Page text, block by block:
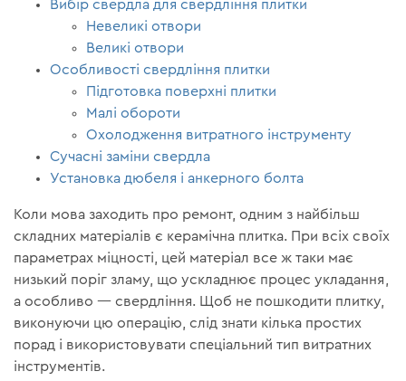
Вибір свердла для свердління плитки
Невеликі отвори
Великі отвори
Особливості свердління плитки
Підготовка поверхні плитки
Малі обороти
Охолодження витратного інструменту
Сучасні заміни свердла
Установка дюбеля і анкерного болта
Коли мова заходить про ремонт, одним з найбільш
складних матеріалів є керамічна плитка. При всіх своїх
параметрах міцності, цей матеріал все ж таки має
низький поріг зламу, що ускладнює процес укладання,
а особливо — свердління. Щоб не пошкодити плитку,
виконуючи цю операцію, слід знати кілька простих
порад і використовувати спеціальний тип витратних
інструментів.